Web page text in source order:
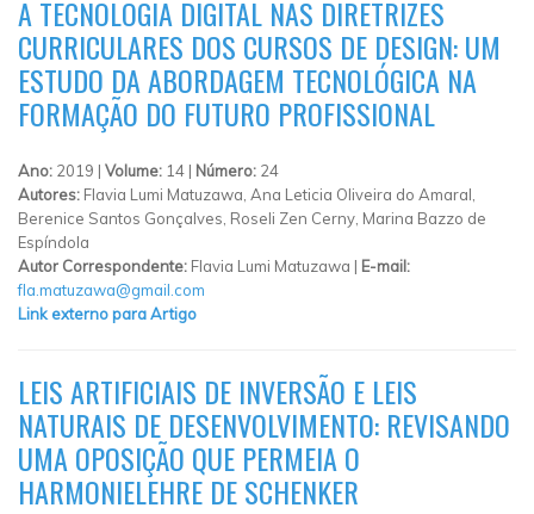
A TECNOLOGIA DIGITAL NAS DIRETRIZES
CURRICULARES DOS CURSOS DE DESIGN: UM
ESTUDO DA ABORDAGEM TECNOLÓGICA NA
FORMAÇÃO DO FUTURO PROFISSIONAL
Ano: 2019 | Volume: 14 | Número: 24
Autores: Flavia Lumi Matuzawa, Ana Leticia Oliveira do Amaral,
Berenice Santos Gonçalves, Roseli Zen Cerny, Marina Bazzo de
Espíndola
Autor Correspondente: Flavia Lumi Matuzawa | E-mail:
fla.matuzawa@gmail.com
Link externo para Artigo
LEIS ARTIFICIAIS DE INVERSÃO E LEIS
NATURAIS DE DESENVOLVIMENTO: REVISANDO
UMA OPOSIÇÃO QUE PERMEIA O
HARMONIELEHRE DE SCHENKER